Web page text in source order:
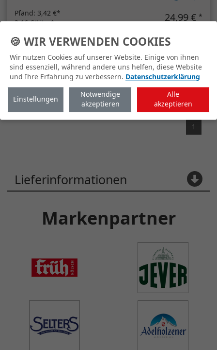
Pfand: 3,42 €*
3,16 €/Liter*
24,99 € *
In den Warenkorb
*Alle Preise verstehen sich inkl.
gesetzlicher USt., lediglich der Pfand bei
gewerblichen Kunden zuzgl. gesetzlicher
Änderungen und Irrtümer vorbehalten.
Nach oben
1
Lieferinformationen
Markenpartner
🍪 WIR VERWENDEN COOKIES
Wir nutzen Cookies auf unserer Website. Einige von ihnen
sind essenziell, während andere uns helfen, diese Website
und Ihre Erfahrung zu verbessern. Datenschutzerklärung
Einstellungen
Notwendige
akzeptieren
Alle
akzeptieren